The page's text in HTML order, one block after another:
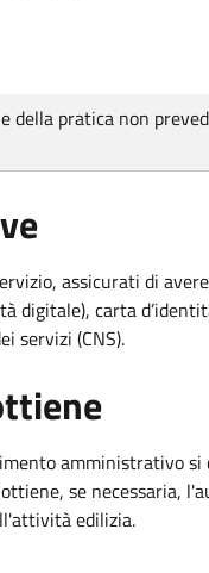
della pratica non
assicurati di
digitale), carta
servizi (CNS).
amministrativo si
se necessaria,
edilizia.